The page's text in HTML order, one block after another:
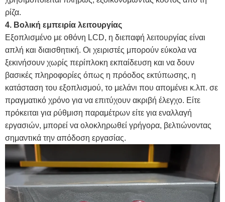
ρίζα.
4. Βολική εμπειρία λειτουργίας
Εξοπλισμένο με οθόνη LCD, η διεπαφή λειτουργίας είναι
απλή και διαισθητική. Οι χειριστές μπορούν εύκολα να
ξεκινήσουν χωρίς περίπλοκη εκπαίδευση και να δουν
βασικές πληροφορίες όπως η πρόοδος εκτύπωσης, η
κατάσταση του εξοπλισμού, το μελάνι που απομένει κ.λπ. σε
πραγματικό χρόνο για να επιτύχουν ακριβή έλεγχο. Είτε
πρόκειται για ρύθμιση παραμέτρων είτε για εναλλαγή
εργασιών, μπορεί να ολοκληρωθεί γρήγορα, βελτιώνοντας
σημαντικά την απόδοση εργασίας.